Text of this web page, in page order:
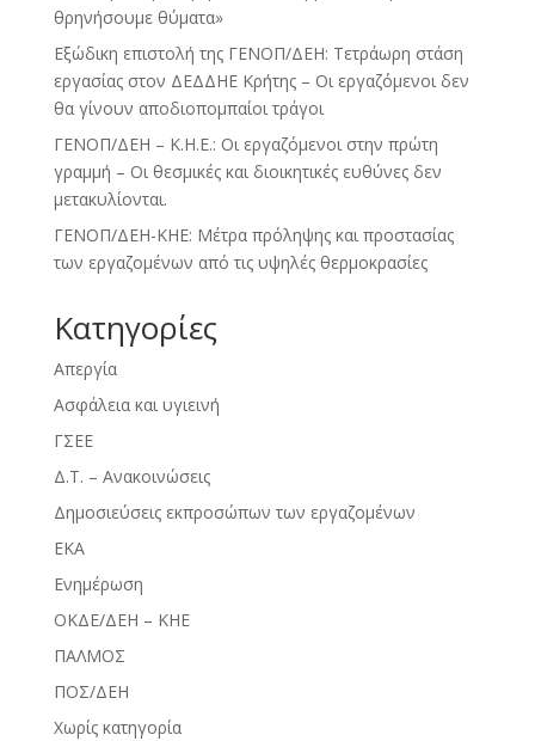
θρηνήσουμε θύματα»
Εξώδικη επιστολή της ΓΕΝΟΠ/ΔΕΗ: Τετράωρη στάση
εργασίας στον ΔΕΔΔΗΕ Κρήτης – Οι εργαζόμενοι δεν
θα γίνουν αποδιοπομπαίοι τράγοι
ΓΕΝΟΠ/ΔΕΗ – Κ.Η.Ε.: Οι εργαζόμενοι στην πρώτη
γραμμή – Οι θεσμικές και διοικητικές ευθύνες δεν
μετακυλίονται.
ΓΕΝΟΠ/ΔΕΗ-ΚΗΕ: Μέτρα πρόληψης και προστασίας
των εργαζομένων από τις υψηλές θερμοκρασίες
Kατηγορίες
Απεργία
Ασφάλεια και υγιεινή
ΓΣΕΕ
Δ.Τ. – Ανακοινώσεις
Δημοσιεύσεις εκπροσώπων των εργαζομένων
ΕΚΑ
Ενημέρωση
ΟΚΔΕ/ΔΕΗ – ΚΗΕ
ΠΑΛΜΟΣ
ΠΟΣ/ΔΕΗ
Χωρίς κατηγορία